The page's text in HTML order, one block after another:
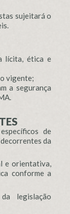
sujeitará o
lícita, ética e
vigente;
a segurança
de
da
e orientativa,
conforme a
legislação